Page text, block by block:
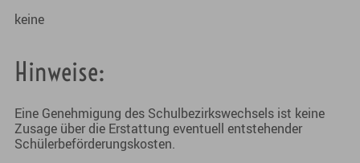
keine
Hinweise:
Eine Genehmigung des Schulbezirkswechsels ist keine
Zusage über die Erstattung eventuell entstehender
Schülerbeförderungskosten.